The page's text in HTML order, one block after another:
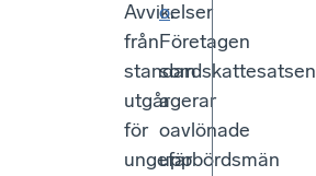
Avvikelser
från
standardskattesatsen
utgår
för
ungefär
o.
Företagen
som
agerar
oavlönade
uppbördsmän